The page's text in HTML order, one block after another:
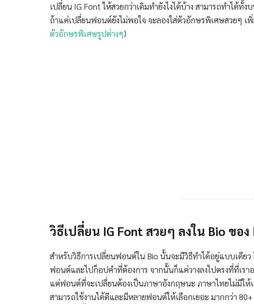
เปลี่ยน IG Font ให้สวยกว่าเดิมทำยังไงได้บ้าง สามารถทำได้ทั้
ถ้าแค่เปลี่ยนฟอนต์ยังไม่พอใจ จะลองใส่ตัวอักษรพิเศษสวยๆ เพิ่
ตัวอักษรพิเศษรูปต่างๆ)
วิธีเปลี่ยน IG Font สวยๆ ลงใน Bio ของ
สำหรับวิธีการเปลี่ยนฟอนต์ใน Bio นั้นจะมีวิธีทำได้อยู่แบบเดีย
ฟอนต์และไปก็อปคำที่ต้องการ จากนั้นก็แค่วางลงไปตรงที่ที่เร
แต่ฟอนต์ที่จะเปลี่ยนต้องเป็นภาษาอังกฤษนะ ภาษาไทยไม่มีให้
สามารถใช้งานได้ดีและมีหลายฟอนต์ให้เลือกเยอะ มากกว่า